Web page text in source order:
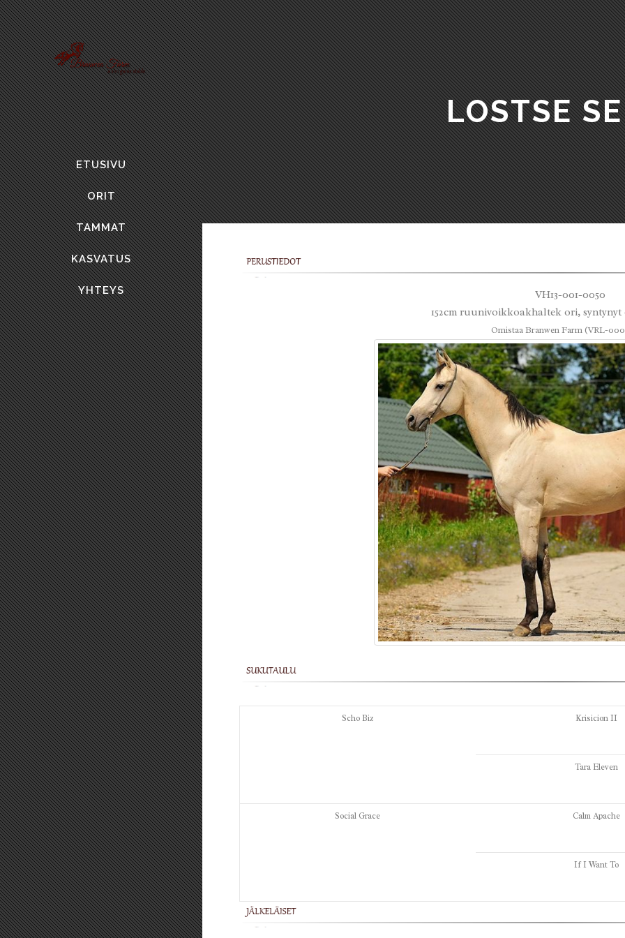
ETUSIVU
ORIT
TAMMAT
KASVATUS
YHTEYS
LOSTSE
VH13-001-0050
152cm ruunivoikkoakhaltek ori, syntynyt
Omistaa Branwen Farm (VRL-
Scho Biz Krisicion II
Tara Eleven
Social Grace Calm Apache
If I Want To